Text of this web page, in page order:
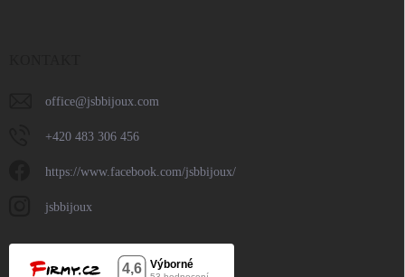
office@jsbbijoux.com
+420 483 306 456
https://www.facebook.com/jsbbijoux/
jsbbijoux